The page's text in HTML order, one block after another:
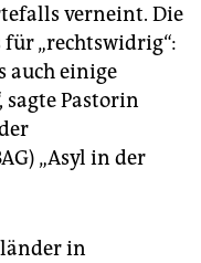
verneint. Die
„rechtswidrig“:
auch einige
sagte Pastorin
„Asyl in der
in